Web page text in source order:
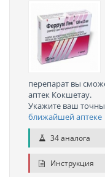
перепарат вы
аптек Кокшетау.
Укажите ваш
ближайшей аптеке
34 аналога
Инструкция